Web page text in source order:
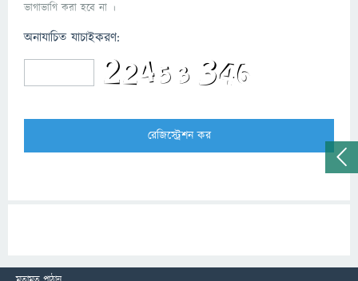
ভাগাভাগি করা হবে না ।
অনাযাচিত যাচাইকরণ: